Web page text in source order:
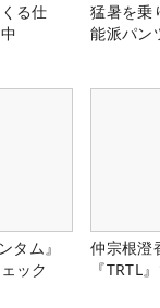
る仕
猛暑を乗
能派パン
タム』
ック
仲宗根澄
『TRTL